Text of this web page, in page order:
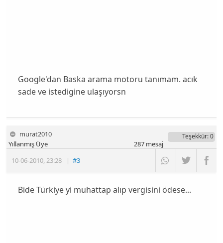
Google'dan Baska arama motoru tanımam. acık
sade ve istedigine ulaşıyorsn
murat2010
10-06-2010,23:28 |#3
Yıllanmış Üye
Teşekkür: 0
287mesaj
Bide Türkiye yi muhattap alıp vergisini ödese...